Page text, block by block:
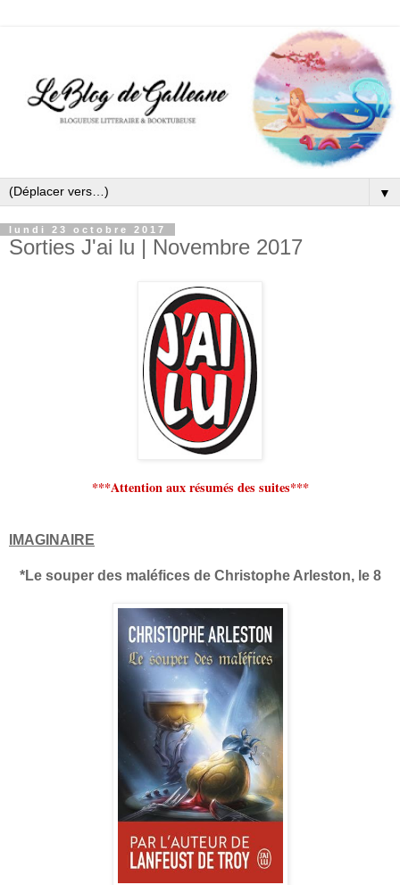
▼
lundi 23 octobre 2017
Sorties J'ai lu | Novembre 2017
***Attention aux résumés des suites***
IMAGINAIRE
*Le souper des maléfices de Christophe Arleston, le 8